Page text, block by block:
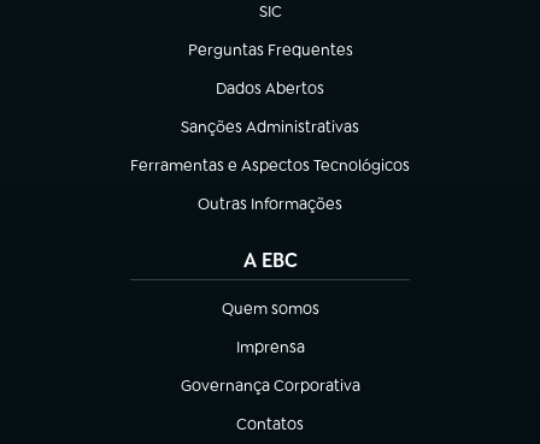
SIC
(abre em nova aba)
Perguntas Frequentes
(abre em nova aba)
Dados Abertos
(abre em nova aba)
Sanções Administrativas
(abre em nova aba)
Ferramentas e Aspectos Tecnológicos
(abre em nova aba)
Outras Informações
(abre em nova aba)
A EBC
Quem somos
(abre em nova aba)
Imprensa
(abre em nova aba)
Governança Corporativa
(abre em nova aba)
Contatos
(abre em nova aba)